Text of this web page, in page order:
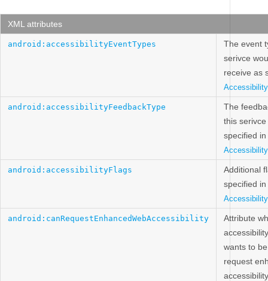
XML attributes
android:accessibilityEventTypes
The event
serivce
receive as
android:accessibilityFeedbackType
The
this
specified in
android:accessibilityFlags
Additional
specified in
android:canRequestEnhancedWebAccessibility
Attribute
wants to
request
accessibility